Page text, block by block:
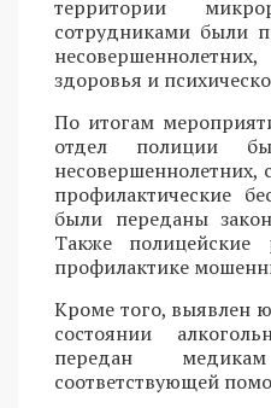
территории
сотрудниками были
здоровья и
По итогам
отдел полиции
профилактические
были переданы
Также
профилактике
Кроме того, выявлен
состоянии
передан
соответствующей